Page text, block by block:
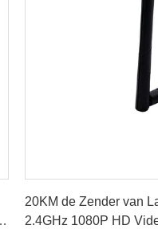
20KM de Zender van
2.4GHz 1080P HD